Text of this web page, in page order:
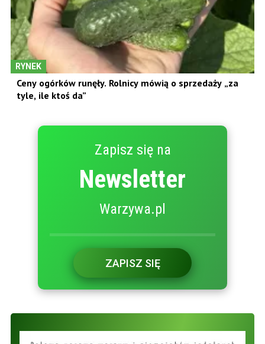
RYNEK
Ceny ogórków runęły. Rolnicy mówią o sprzedaży „za
tyle, ile ktoś da”
Zapisz się na
Newsletter
Warzywa.pl
ZAPISZ SIĘ